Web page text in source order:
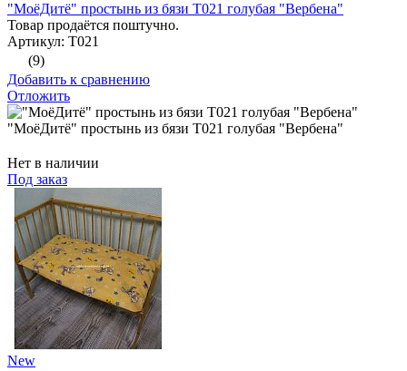
"МоёДитё" простынь из бязи Т021 голубая "Вербена"
Товар продаётся поштучно.
Артикул: Т021
(9)
Добавить к сравнению
Отложить
"МоёДитё" простынь из бязи Т021 голубая "Вербена"
Нет в наличии
Под заказ
New